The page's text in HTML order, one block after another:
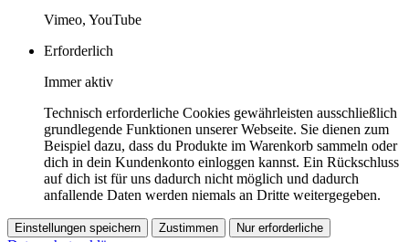
Vimeo, YouTube
Erforderlich
Immer aktiv
Technisch erforderliche Cookies gewährleisten ausschließlich
grundlegende Funktionen unserer Webseite. Sie dienen zum
Beispiel dazu, dass du Produkte im Warenkorb sammeln oder
dich in dein Kundenkonto einloggen kannst. Ein Rückschluss
auf dich ist für uns dadurch nicht möglich und dadurch
anfallende Daten werden niemals an Dritte weitergegeben.
Einstellungen speichern Zustimmen Nur erforderliche